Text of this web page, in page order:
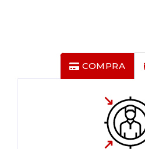
COMPRA